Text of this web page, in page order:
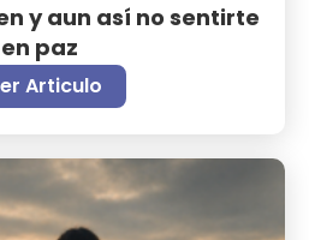
y aun así no sentirte
en paz
Articulo